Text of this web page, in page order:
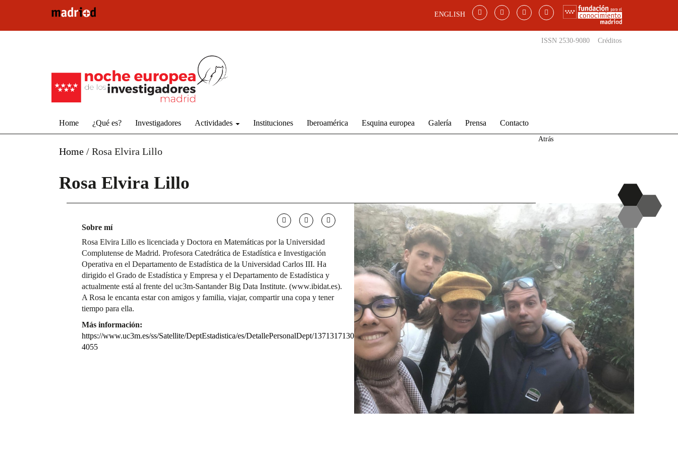
ENGLISH
ISSN 2530-9080 Créditos
Home ¿Qué es? Investigadores Actividades Instituciones Iberoamérica Esquina europea Galería Prensa Contacto
Home / Rosa Elvira Lillo
Atrás
Rosa Elvira Lillo
Sobre mí
Rosa Elvira Lillo es licenciada y Doctora en Matemáticas por la Universidad
Complutense de Madrid. Profesora Catedrática de Estadística e Investigación
Operativa en el Departamento de Estadística de la Universidad Carlos III. Ha
dirigido el Grado de Estadística y Empresa y el Departamento de Estadística y
actualmente está al frente del uc3m-Santander Big Data Institute. (www.ibidat.es).
A Rosa le encanta estar con amigos y familia, viajar, compartir una copa y tener
tiempo para ella.
Más información:
https://www.uc3m.es/ss/Satellite/DeptEstadistica/es/DetallePersonalDept/1371317130306/idu-
4055